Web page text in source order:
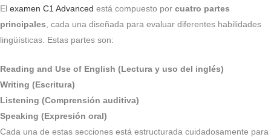
El examen C1 Advanced está compuesto por cuatro partes
principales , cada una diseñada para evaluar diferentes habilidades
lingüísticas. Estas partes son:
Reading and Use of English (Lectura y uso del inglés)
Writing (Escritura)
Listening (Comprensión auditiva)
Speaking (Expresión oral)
Cada una de estas secciones está estructurada cuidadosamente para